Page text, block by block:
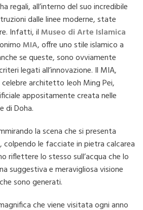
regali, all’interno del suo incredibile
dalle linee moderne, state
Infatti, ilMuseo di Arte Islamica
MIA, offre uno stile islamico a
se queste, sono ovviamente
legati all’innovazione. Il MIA,
architetto Ieoh Ming Pei,
appositamente creata nelle
di Doha.
la scena che si presenta
colpendo le facciate in pietra calcarea
riflettere lo stesso sull’acqua che lo
suggestiva e meravigliosa visione
sono generati.
che viene visitata ogni anno